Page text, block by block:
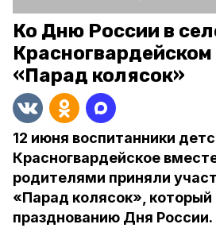
Ко Дню России в
«Парад колясок»
12 июня воспитанники
Красногвардейское
родителями приняли
«Парад колясок», который
празднованию Дня России.